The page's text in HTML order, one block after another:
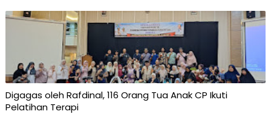
Digagas oleh Rafdinal, 116 Orang Tua Anak CP Ikuti
Pelatihan Terapi